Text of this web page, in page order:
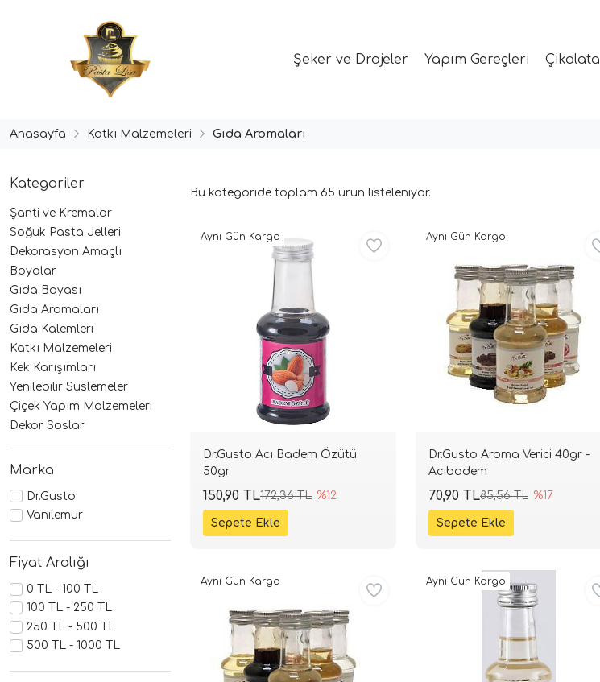
Şeker ve Drajeler Yapım Gereçleri Çikolata
Anasayfa Katkı Malzemeleri Gıda Aromaları
Kategoriler
Şanti ve Kremalar
Soğuk Pasta Jelleri
Dekorasyon Amaçlı
Boyalar
Gıda Boyası
Gıda Aromaları
Gıda Kalemleri
Katkı Malzemeleri
Kek Karışımları
Yenilebilir Süslemeler
Çiçek Yapım Malzemeleri
Dekor Soslar
Marka
Dr.Gusto
Vanilemur
Fiyat Aralığı
0 TL - 100 TL
100 TL - 250 TL
250 TL - 500 TL
500 TL - 1000 TL
Bu kategoride toplam 65 ürün listeleniyor.
Dr.Gusto Acı Badem Özütü
50gr
172,36 TL %12
150,90 TL
Aynı Gün Kargo
Dr.Gusto Aroma Verici 40gr -
Acıbadem
85,56 TL %17
70,90 TL
Aynı Gün Kargo
Aynı Gün Kargo Aynı Gün Kargo